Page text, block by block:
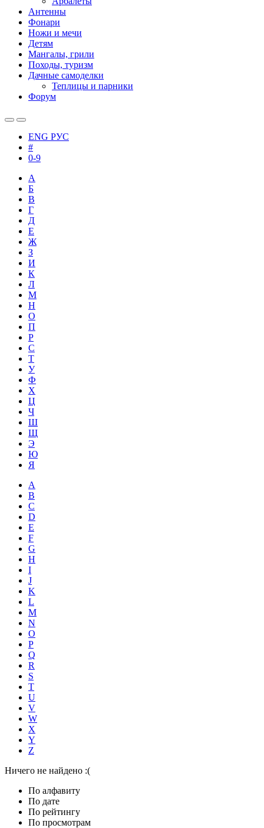
Антенны
Фонари
Ножи и мечи
Детям
Мангалы, грили
Походы, туризм
Дачные самоделки
Теплицы и парники
Форум
ENG РУС
#
0-9
А
Б
В
Г
Д
Е
Ж
З
И
К
Л
М
Н
О
П
Р
С
Т
У
Ф
Х
Ц
Ч
Ш
Щ
Э
Ю
Я
A
B
C
D
E
F
G
H
I
J
K
L
M
N
O
P
Q
R
S
T
U
V
W
X
Y
Z
Ничего не найдено :(
По алфавиту
По дате
По рейтингу
По просмотрам